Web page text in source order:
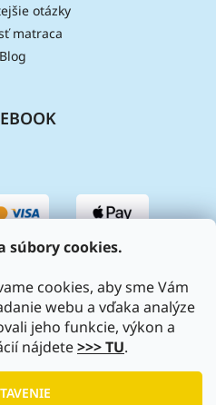
súbory cookies.
cookies, aby sme Vám
webu a vďaka analýze
jeho funkcie, výkon a
nájdete>>> TU.
otázky
matraca
Blog